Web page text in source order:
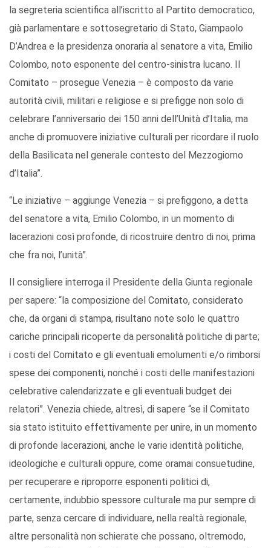
la segreteria scientifica all’iscritto al Partito democratico,
già parlamentare e sottosegretario di Stato, Giampaolo
D’Andrea e la presidenza onoraria al senatore a vita, Emilio
Colombo, noto esponente del centro-sinistra lucano. Il
Comitato – prosegue Venezia – è composto da varie
autorità civili, militari e religiose e si prefigge non solo di
celebrare l’anniversario dei 150 anni dell’Unità d’Italia, ma
anche di promuovere iniziative culturali per ricordare il ruolo
della Basilicata nel generale contesto del Mezzogiorno
d’Italia”.
“Le iniziative – aggiunge Venezia – si prefiggono, a detta
del senatore a vita, Emilio Colombo, in un momento di
lacerazioni così profonde, di ricostruire dentro di noi, prima
che fra noi, l’unità”.
Il consigliere interroga il Presidente della Giunta regionale
per sapere: “la composizione del Comitato, considerato
che, da organi di stampa, risultano note solo le quattro
cariche principali ricoperte da personalità politiche di parte;
i costi del Comitato e gli eventuali emolumenti e/o rimborsi
spese dei componenti, nonché i costi delle manifestazioni
celebrative calendarizzate e gli eventuali budget dei
relatori”. Venezia chiede, altresì, di sapere “se il Comitato
sia stato istituito effettivamente per unire, in un momento
di profonde lacerazioni, anche le varie identità politiche,
ideologiche e culturali oppure, come oramai consuetudine,
per recuperare e riproporre esponenti politici di,
certamente, indubbio spessore culturale ma pur sempre di
parte, senza cercare di individuare, nella realtà regionale,
altre personalità non schierate che possano, oltremodo,